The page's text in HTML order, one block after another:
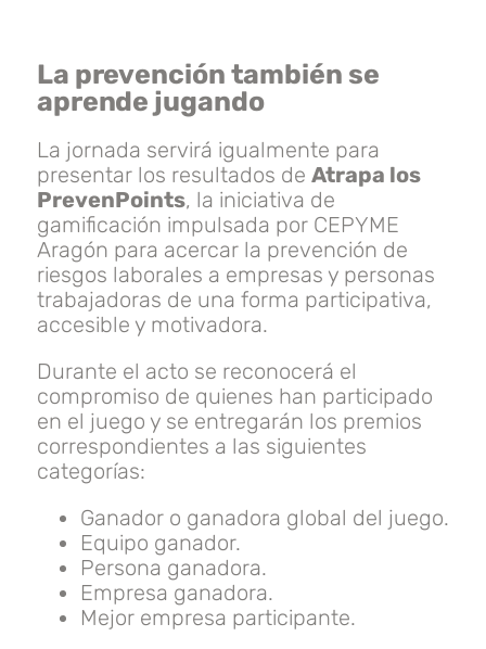
La prevención también se
aprende jugando
La jornada servirá igualmente para
presentar los resultados de Atrapa los
PrevenPoints, la iniciativa de
gamificación impulsada por CEPYME
Aragón para acercar la prevención de
riesgos laborales a empresas y personas
trabajadoras de una forma participativa,
accesible y motivadora.
Durante el acto se reconocerá el
compromiso de quienes han participado
en el juego y se entregarán los premios
correspondientes a las siguientes
categorías:
Ganador o ganadora global del juego.
Equipo ganador.
Persona ganadora.
Empresa ganadora.
Mejor empresa participante.